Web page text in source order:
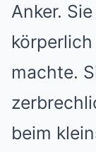
Anker.
machte.
beim